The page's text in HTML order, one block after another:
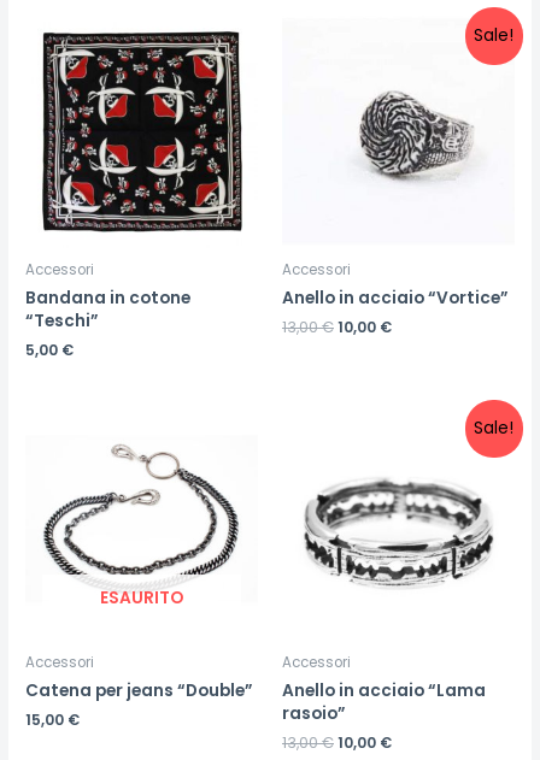
Accessori
Bandana in cotone
“Teschi”
5,00 €
Sale!
Accessori
Anello in acciaio “Vortice”
13,00€10,00 €
ESAURITO
Accessori
Catena per jeans “Double”
15,00 €
Sale!
Accessori
Anello in acciaio “Lama
rasoio”
13,00€10,00 €